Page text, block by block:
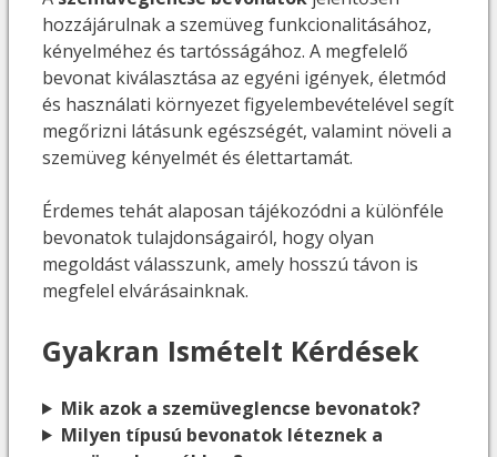
hozzájárulnak a szemüveg funkcionalitásához,
kényelméhez és tartósságához. A megfelelő
bevonat kiválasztása az egyéni igények, életmód
és használati környezet figyelembevételével segít
megőrizni látásunk egészségét, valamint növeli a
szemüveg kényelmét és élettartamát.
Érdemes tehát alaposan tájékozódni a különféle
bevonatok tulajdonságairól, hogy olyan
megoldást válasszunk, amely hosszú távon is
megfelel elvárásainknak.
Gyakran Ismételt Kérdések
Mik azok a szemüveglencse bevonatok?
Milyen típusú bevonatok léteznek a